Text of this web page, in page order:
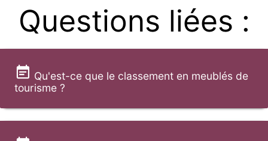
Questions liées :
Qu'est-ce que le classement en meublés de
tourisme ?